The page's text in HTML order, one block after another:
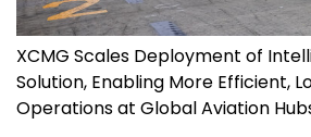
XCMG Scales Deployment of
Solution, Enabling More Efficient,
Operations at Global Aviation